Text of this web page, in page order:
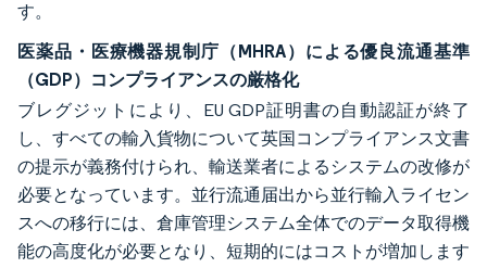
す。
医薬品・医療機器規制庁（MHRA）による優良流通基準
（GDP）コンプライアンスの厳格化
ブレグジットにより、EU GDP証明書の自動認証が終了
し、すべての輸入貨物について英国コンプライアンス文書
の提示が義務付けられ、輸送業者によるシステムの改修が
必要となっています。並行流通届出から並行輸入ライセン
スへの移行には、倉庫管理システム全体でのデータ取得機
能の高度化が必要となり、短期的にはコストが増加します